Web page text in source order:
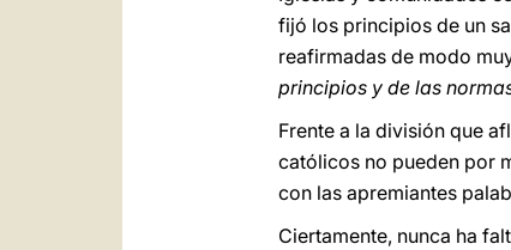
fijó los principios de un
reafirmadas de modo
principios y de las
Frente a la división que
católicos no pueden por
con las apremiantes
Ciertamente, nunca ha